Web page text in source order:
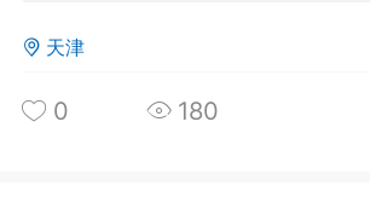
黄金一次一单1.0你们期待的一次一单
2026.03.17 数据表现...
天津
0 180